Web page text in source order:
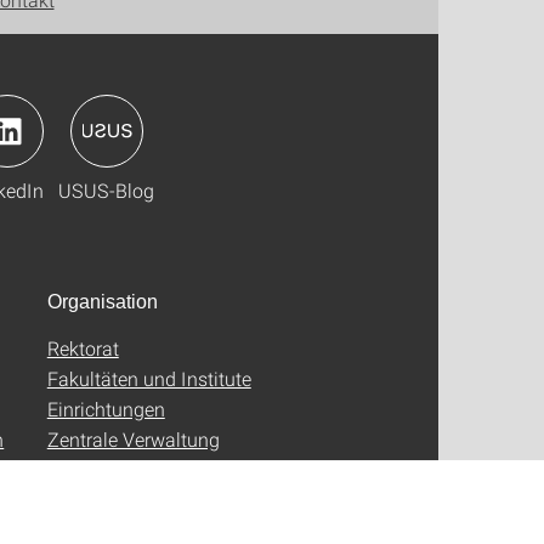
USUS-Blog
Organisation
Rektorat
Fakultäten und Institute
Einrichtungen
Zentrale Verwaltung